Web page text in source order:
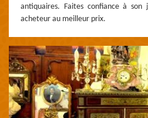
antiquaires. Faites confiance à
acheteur au meilleur prix.